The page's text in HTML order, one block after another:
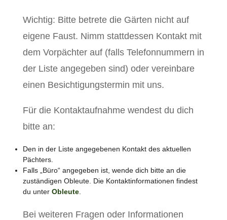
Wichtig: Bitte betrete die Gärten nicht auf
eigene Faust. Nimm stattdessen Kontakt mit
dem Vorpächter auf (falls Telefonnummern in
der Liste angegeben sind) oder vereinbare
einen Besichtigungstermin mit uns.
Für die Kontaktaufnahme wendest du dich
bitte an:
Den in der Liste angegebenen Kontakt des aktuellen
Pächters.
Falls „Büro“ angegeben ist, wende dich bitte an die
zuständigen Obleute. Die Kontaktinformationen findest
du unter Obleute.
Bei weiteren Fragen oder Informationen